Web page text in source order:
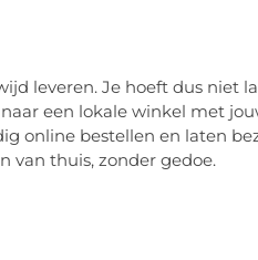
leveren. Je hoeft dus niet
een lokale winkel met
online bestellen en laten
van thuis, zonder gedoe.